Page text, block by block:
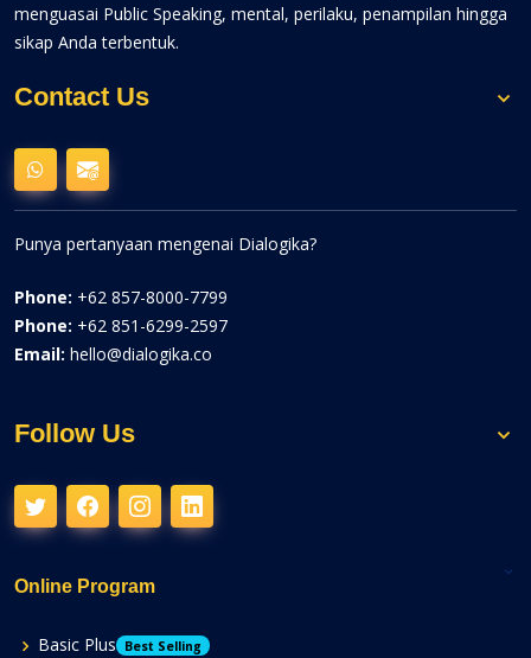
menguasai Public Speaking, mental, perilaku, penampilan hingga
sikap Anda terbentuk.
Contact Us
Punya pertanyaan mengenai Dialogika?
Phone: +62 857-8000-7799
Phone: +62 851-6299-2597
Email: hello@dialogika.co
Follow Us
Online Program
Basic Plus Best Selling